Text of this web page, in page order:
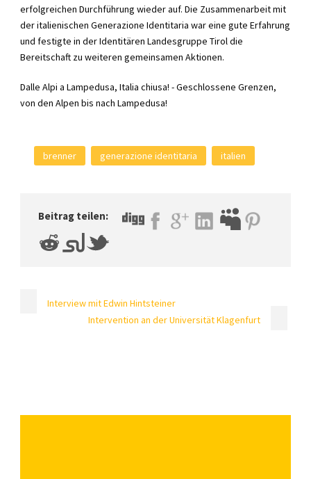
erfolgreichen Durchführung wieder auf. Die Zusammenarbeit mit
der italienischen Generazione Identitaria war eine gute Erfahrung
und festigte in der Identitären Landesgruppe Tirol die
Bereitschaft zu weiteren gemeinsamen Aktionen.
Dalle Alpi a Lampedusa, Italia chiusa! - Geschlossene Grenzen,
von den Alpen bis nach Lampedusa!
brenner generazione identitaria italien
Beitrag teilen:
Interview mit Edwin Hintsteiner
Intervention an der Universität Klagenfurt